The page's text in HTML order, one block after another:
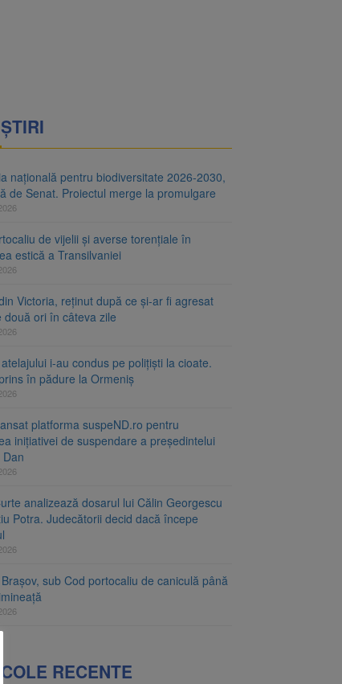
națională pentru biodiversitate 2026-2030,
de Senat. Proiectul merge la promulgare
de vijelii și averse torențiale în
estică a Transilvaniei
Victoria, reținut după ce și-ar fi agresat
două ori în câteva zile
i-au condus pe polițiști la cioate.
în pădure la Ormeniș
platforma suspeND.ro pentru
inițiativei de suspendare a președintelui
Dan
analizează dosarul lui Călin Georgescu
Potra. Judecătorii decid dacă începe
sub Cod portocaliu de caniculă până
RECENTE